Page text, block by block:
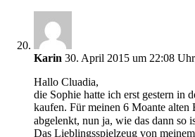
Karin 30. April 2015 um 22:08 Uhr
Hallo Cluadia,
die Sophie hatte ich erst gestern in
kaufen. Für meinen 6 Moante alten
abgelenkt, nun ja, wie das dann so
Das Lieblingsspielzeug von